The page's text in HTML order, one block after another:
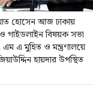
হোসেন আজ ঢাকায়
ও গাইডলাইন বিষয়ক সভা
এম এ মুহিত ও মন্ত্রণালয়ে
হায়দার উপস্থিত